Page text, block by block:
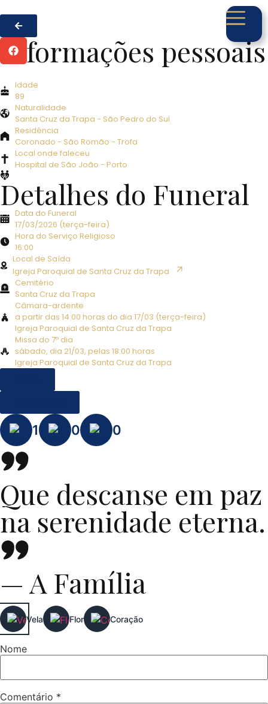
Informações pessoais
Idade
89
Naturalidade
Santa Cruz da Trapa - São Pedro do Sul
Residência
Coronado - São Romão - Trofa
Local onde faleceu
Hospital de São João - Porto
Detalhes do Funeral
Data do Funeral
17/03/2026 (terça-feira)
Hora do Serviço Religioso
16:00
Local de Saída
Igreja Paroquial de Santa Cruz da Trapa
↗︎
Cemitério
Santa Cruz da Trapa
Câmara-ardente
a partir das 14:00 horas do dia 17/03 (terça-feira)
Igreja Paroquial de Santa Cruz da Trapa
Missa do 7º dia
sábado, dia 21/03, pelas 18:00 horas
Igreja Paroquial de Santa Cruz da Trapa
1 0 0
Que descanse em paz
na serenidade eterna.
— A Família
Vela Flor Coração
Nome
Comentário *